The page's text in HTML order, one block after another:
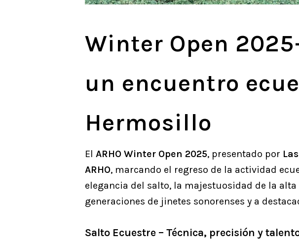
Winter Open
un encuentro
Hermosillo
El ARHO Winter Open 2025, presentado por
ARHO, marcando el regreso de la actividad
elegancia del salto, la majestuosidad de la
generaciones de jinetes sonorenses y a
Salto Ecuestre – Técnica, precisión y